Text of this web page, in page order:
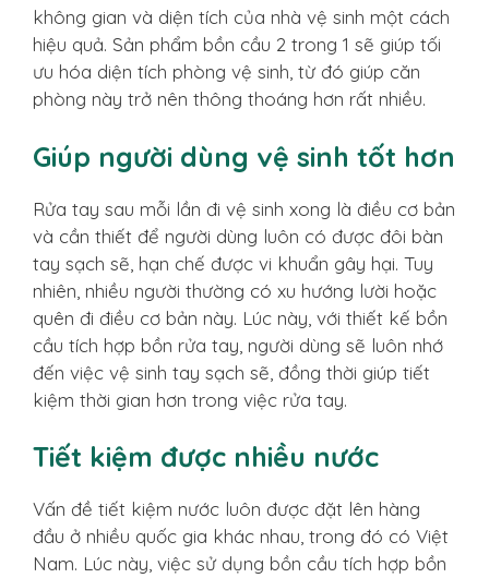
không gian và diện tích của nhà vệ sinh một cách
hiệu quả. Sản phẩm bồn cầu 2 trong 1 sẽ giúp tối
ưu hóa diện tích phòng vệ sinh, từ đó giúp căn
phòng này trở nên thông thoáng hơn rất nhiều.
Giúp người dùng vệ sinh tốt hơn
Rửa tay sau mỗi lần đi vệ sinh xong là điều cơ bản
và cần thiết để người dùng luôn có được đôi bàn
tay sạch sẽ, hạn chế được vi khuẩn gây hại. Tuy
nhiên, nhiều người thường có xu hướng lười hoặc
quên đi điều cơ bản này. Lúc này, với thiết kế bồn
cầu tích hợp bồn rửa tay, người dùng sẽ luôn nhớ
đến việc vệ sinh tay sạch sẽ, đồng thời giúp tiết
kiệm thời gian hơn trong việc rửa tay.
Tiết kiệm được nhiều nước
Vấn đề tiết kiệm nước luôn được đặt lên hàng
đầu ở nhiều quốc gia khác nhau, trong đó có Việt
Nam. Lúc này, việc sử dụng bồn cầu tích hợp bồn